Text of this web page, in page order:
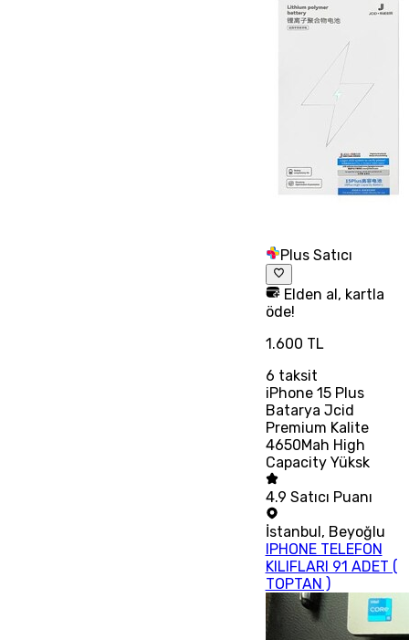
Plus Satıcı
Elden al, kartla
öde!
1.600 TL
6 taksit
iPhone 15 Plus
Batarya Jcid
Premium Kalite
4650Mah High
Capacity Yüksk
4.9 Satıcı Puanı
İstanbul, Beyoğlu
IPHONE TELEFON
KILIFLARI 91 ADET (
TOPTAN )